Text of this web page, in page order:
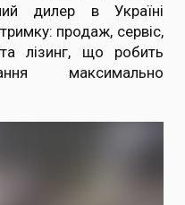
дилер в Україні
продаж, сервіс,
лізинг, що робить
максимально